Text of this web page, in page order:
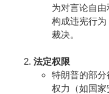
为对言论自
构成违宪行
裁决。
法定权限
特朗普的部分
权力（如国